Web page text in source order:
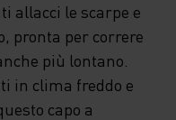
allacci le scarpe e
pronta per correre
più lontano.
in clima freddo e
capo a